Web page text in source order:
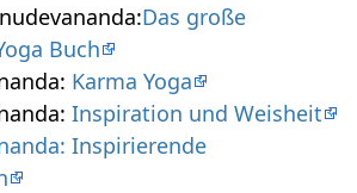
Das große
Buch
Karma Yoga
Inspiration und Weisheit
Inspirierende